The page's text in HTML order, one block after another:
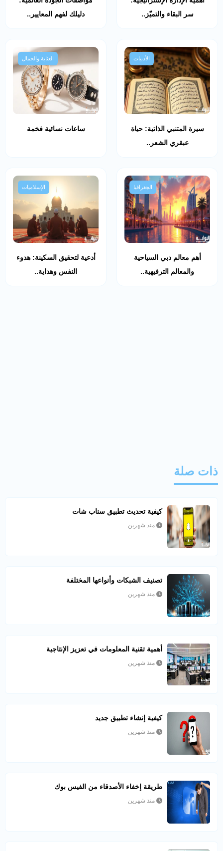
سر البقاء والتميّز..
دليلك لفهم المعايير..
الأدبيات
سيرة المتنبي الذاتية: حياة
عبقري الشعر..
العناية والجمال
ساعات نسائية فخمة
الجغرافيا
أهم معالم دبي السياحية
والمعالم الترفيهية..
الإسلاميات
أدعية لتحقيق السكينة: هدوء
النفس وهداية..
ذات صلة
كيفية تحديث تطبيق سناب شات
منذ شهرين
تصنيف الشبكات وأنواعها المختلفة
منذ شهرين
أهمية تقنية المعلومات في تعزيز الإنتاجية
منذ شهرين
كيفية إنشاء تطبيق جديد
منذ شهرين
طريقة إخفاء الأصدقاء من الفيس بوك
منذ شهرين